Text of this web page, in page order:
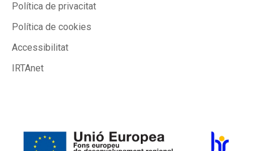
Política de privacitat
Política de cookies
Accessibilitat
IRTAnet